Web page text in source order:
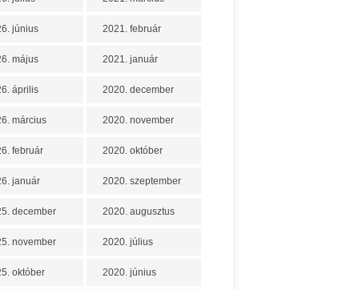
június
május
április
március
február
január
december
november
október
2021. február
2021. január
2020. december
2020. november
2020. október
2020. szeptember
2020. augusztus
2020. július
2020. június